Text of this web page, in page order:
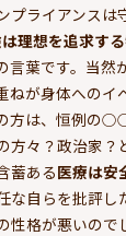
プライアンスは
理想を追求す
言葉です。当然
ねが身体へのイ
方は、恒例の
方々？政治家
蓄ある医療は安
な自らを批評し
性格が悪いので